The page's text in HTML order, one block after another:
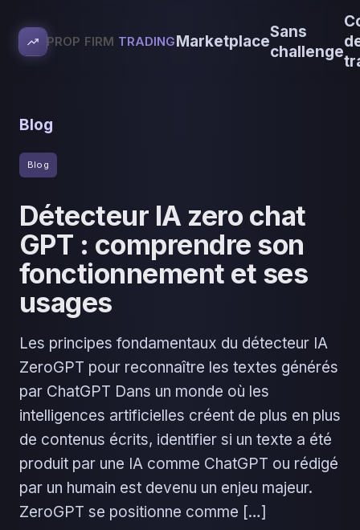
PROP FIRM TRADINGMarketplace
Sans
challenge
Blog
Blog
Détecteur IA zero chat
GPT : comprendre son
fonctionnement et ses
usages
Les principes fondamentaux du détecteur IA
ZeroGPT pour reconnaître les textes générés
par ChatGPT Dans un monde où les
intelligences artificielles créent de plus en plus
de contenus écrits, identifier si un texte a été
produit par une IA comme ChatGPT ou rédigé
par un humain est devenu un enjeu majeur.
ZeroGPT se positionne comme […]